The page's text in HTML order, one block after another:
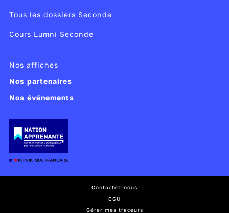
Tous les dossiers Seconde
Cours Lumni Seconde
Nos affiches
Nos partenaires
Nos événements
Contactez-nous
CGU
Gérer mes traceurs